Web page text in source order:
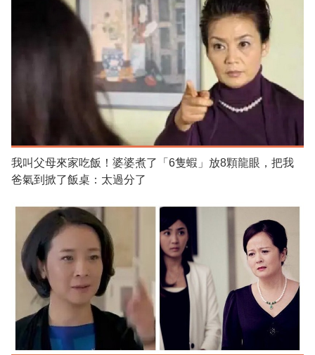
我叫父母來家吃飯！婆婆煮了「6隻蝦」放8顆龍眼，把我
爸氣到掀了飯桌：太過分了